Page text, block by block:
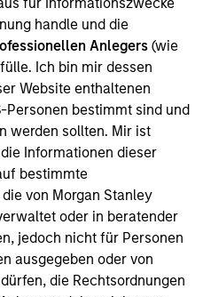
handle und die
Anlegers(wie
Ich bin mir dessen
Website enthaltenen
bestimmt sind und
werden sollten. Mir ist
Informationen dieser
bestimmte
von Morgan Stanley
oder in beratender
jedoch nicht für Personen
ausgegeben oder von
die Rechtsordnungen
Investment Committee
Private Equity
18 years of industry
role, Mercedes
Solutions investment
across secondaries,
Previously,
team at MCH
responsible for
private equity
her career as a